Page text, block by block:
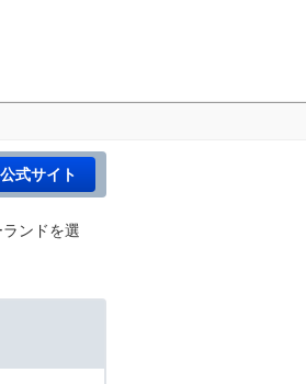
公式サイト
ンドを選